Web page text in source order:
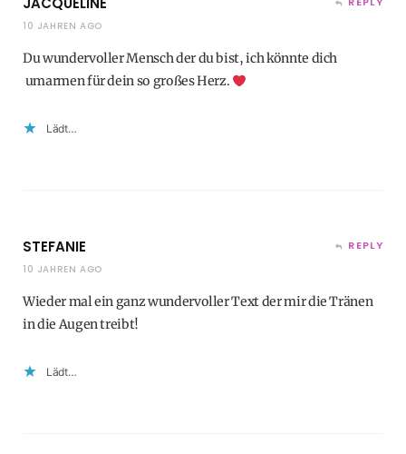
10 JAHREN AGO
Du wundervoller Mensch der du bist, ich könnte dich
umarmen für dein so großes Herz.
Lädt…
STEFANIE
10 JAHREN AGO
REPLY
Wieder mal ein ganz wundervoller Text der mir die Tränen
in die Augen treibt!
Lädt…